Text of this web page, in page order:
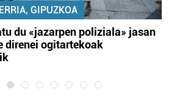
GIPUZKOA
du «jazarpen poliziala» jasan
direnei ogitartekoak